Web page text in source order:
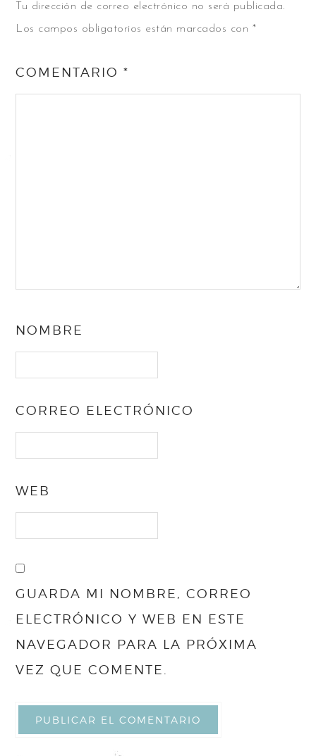
Tu dirección de correo electrónico no será publicada.
Los campos obligatorios están marcados con *
COMENTARIO*
NOMBRE
CORREO ELECTRÓNICO
WEB
GUARDA MI NOMBRE, CORREO
ELECTRÓNICO Y WEB EN ESTE
NAVEGADOR PARA LA PRÓXIMA
VEZ QUE COMENTE.